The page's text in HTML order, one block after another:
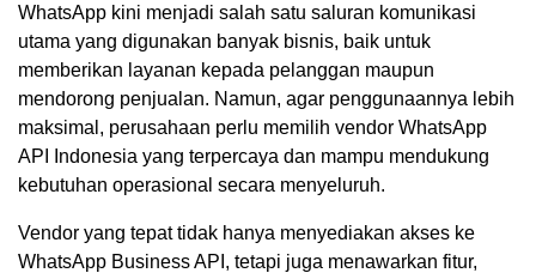
WhatsApp kini menjadi salah satu saluran komunikasi
utama yang digunakan banyak bisnis, baik untuk
memberikan layanan kepada pelanggan maupun
mendorong penjualan. Namun, agar penggunaannya lebih
maksimal, perusahaan perlu memilih vendor WhatsApp
API Indonesia yang terpercaya dan mampu mendukung
kebutuhan operasional secara menyeluruh.
Vendor yang tepat tidak hanya menyediakan akses ke
WhatsApp Business API, tetapi juga menawarkan fitur,